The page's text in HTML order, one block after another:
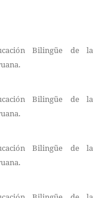
Bilingüe de la
Bilingüe de la
Bilingüe de la